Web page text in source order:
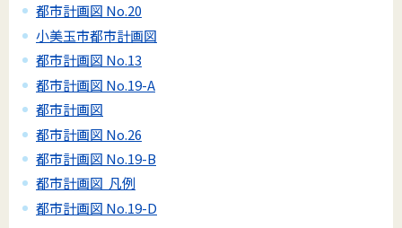
都市計画図 No.20
小美玉市都市計画図
都市計画図 No.13
都市計画図 No.19-A
都市計画図
都市計画図 No.26
都市計画図 No.19-B
都市計画図 凡例
都市計画図 No.19-D